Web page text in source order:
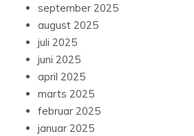
september 2025
august 2025
juli 2025
juni 2025
april 2025
marts 2025
februar 2025
januar 2025